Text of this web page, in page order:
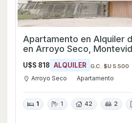
Apartamento en Alquiler
en Arroyo Seco,
U$S 818 ALQUILER G.C. $U 5.500
Arroyo Seco Apartamento
1 1 42 2